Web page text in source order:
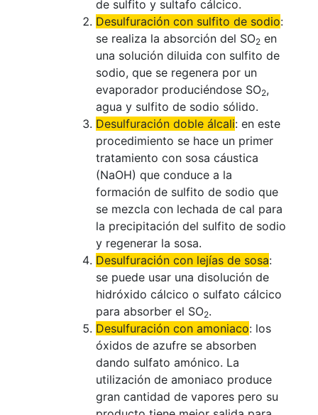
de sulfito y sultafo cálcico.
Desulfuración con sulfito de sodio:
se realiza la absorción del SO2 en
una solución diluida con sulfito de
sodio, que se regenera por un
evaporador produciéndose SO2,
agua y sulfito de sodio sólido.
Desulfuración doble álcali: en este
procedimiento se hace un primer
tratamiento con sosa cáustica
(NaOH) que conduce a la
formación de sulfito de sodio que
se mezcla con lechada de cal para
la precipitación del sulfito de sodio
y regenerar la sosa.
Desulfuración con lejías de sosa:
se puede usar una disolución de
hidróxido cálcico o sulfato cálcico
para absorber el SO2.
Desulfuración con amoniaco: los
óxidos de azufre se absorben
dando sulfato amónico. La
utilización de amoniaco produce
gran cantidad de vapores pero su